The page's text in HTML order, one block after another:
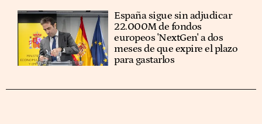
España sigue sin adjudicar
22.000M de fondos
europeos 'NextGen' a dos
meses de que expire el plazo
para gastarlos